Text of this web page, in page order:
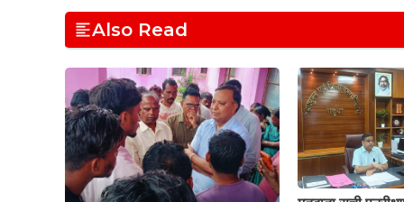
Also Read